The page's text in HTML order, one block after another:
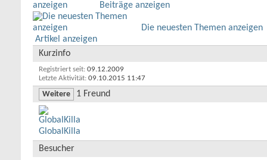
Beiträge anzeigen
Die neuesten Themen anzeigen
Artikel anzeigen
Kurzinfo
Registriert seit 09.12.2009
Letzte Aktivität 09.10.2015 11:47
Weitere 1 Freund
GlobalKilla
Besucher